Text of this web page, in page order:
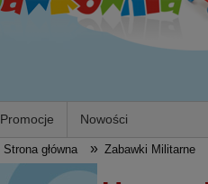
Promocje Nowości
Strona główna » Zabawki Militarne